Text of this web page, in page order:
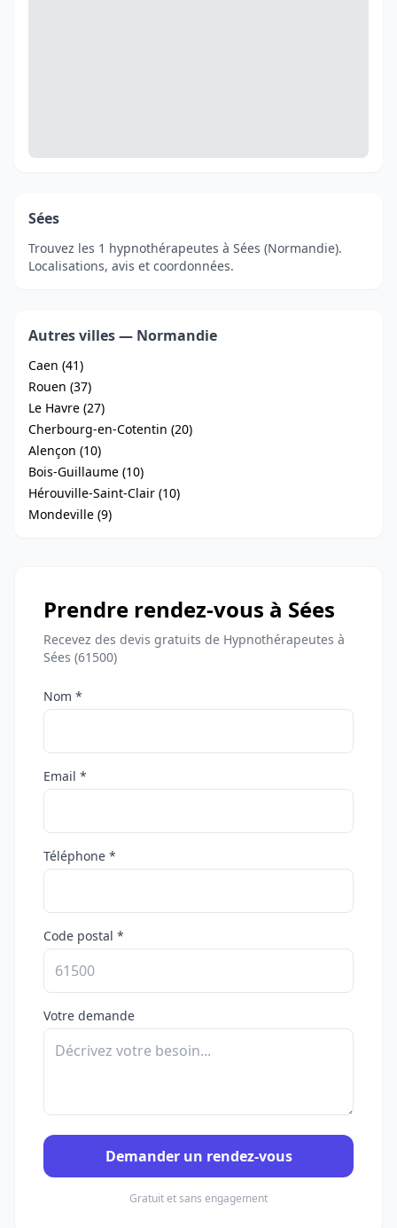
Sées
Trouvez les 1 hypnothérapeutes à Sées (Normandie).
Localisations, avis et coordonnées.
Autres villes — Normandie
Caen (41)
Rouen (37)
Le Havre (27)
Cherbourg-en-Cotentin (20)
Alençon (10)
Bois-Guillaume (10)
Hérouville-Saint-Clair (10)
Mondeville (9)
Prendre rendez-vous à Sées
Recevez des devis gratuits de Hypnothérapeutes à
Sées (61500)
Nom *
Email *
Téléphone *
Code postal *
Votre demande
Demander un rendez-vous
Gratuit et sans engagement